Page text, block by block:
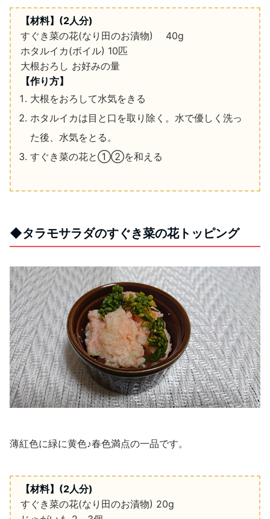
【材料】 (2人分)
すぐき菜の花(なり田のお漬物)
40g
ホタルイカ(ボイル) 10匹
大根おろし お好みの量
【作り方】
大根をおろして水気をきる
ホタルイカは目と口を取り除く。水で優しく洗っ
た後、水気をとる。
すぐき菜の花と①②を和える
◆タラモサラダのすぐき菜の花トッピング
薄紅色に緑に黄色♪春色満点の一品です。
【材料】 (2人分)
すぐき菜の花(なり田のお漬物) 20g